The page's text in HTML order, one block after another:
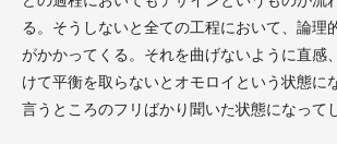
る。そうしないと全ての工程において、論理
がかかってくる。それを曲げないように直感
けて平衡を取らないとオモロイという状態に
言うところのフリばかり聞いた状態になって